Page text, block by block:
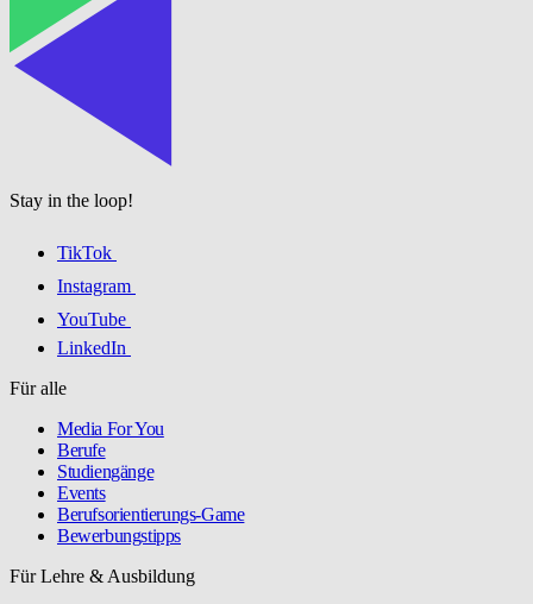
Stay in the loop!
TikTok
Instagram
YouTube
LinkedIn
Für alle
Media For You
Berufe
Studiengänge
Events
Berufsorientierungs-Game
Bewerbungstipps
Für Lehre & Ausbildung